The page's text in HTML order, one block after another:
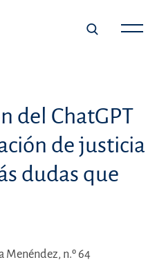
del ChatGPT
de justicia
dudas que
Menéndez, n.º 64